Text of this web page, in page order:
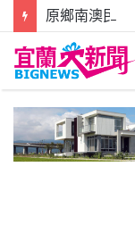
原鄉南澳民宅